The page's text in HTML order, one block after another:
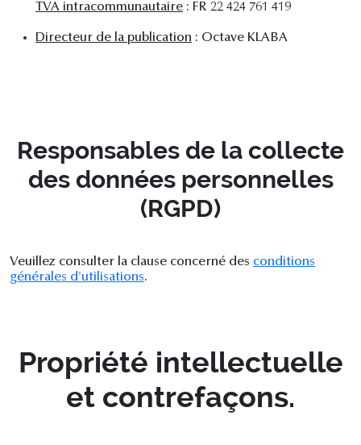
TVA intracommunautaire : FR 22 424 761 419
Directeur de la publication : Octave KLABA
Responsables de la collecte
des données personnelles
(RGPD)
Veuillez consulter la clause concerné des conditions
générales d'utilisations.
Propriété intellectuelle
et contrefaçons.